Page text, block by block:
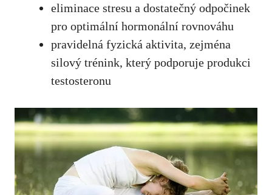
eliminace stresu a dostatečný odpočinek
pro optimální hormonální rovnováhu
pravidelná fyzická aktivita, zejména
silový trénink, který podporuje produkci
testosteronu